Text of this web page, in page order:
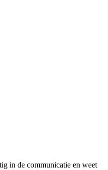
in de communicatie en weet